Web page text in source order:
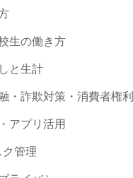
生の働き方
と生計
・詐欺対策・消費者権利
アプリ活用
ク管理